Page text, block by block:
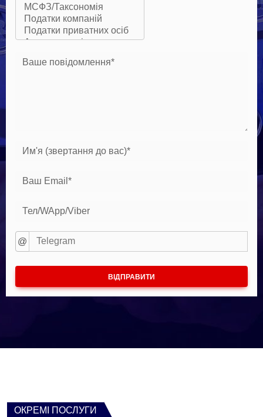
Ваше повідомлення*
Им'я (звертання до вас)*
Ваш Email*
Тел/WApp/Viber
@
ВІДПРАВИТИ
ОКРЕМІ ПОСЛУГИ